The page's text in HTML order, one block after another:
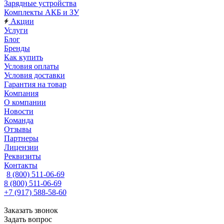
Зарядные устройства
Комплекты АКБ и ЗУ
Акции
Услуги
Блог
Бренды
Как купить
Условия оплаты
Условия доставки
Гарантия на товар
Компания
О компании
Новости
Команда
Отзывы
Партнеры
Лицензии
Реквизиты
Контакты
8 (800) 511-06-69
8 (800) 511-06-69
+7 (917) 588-58-60
Заказать звонок
Задать вопрос